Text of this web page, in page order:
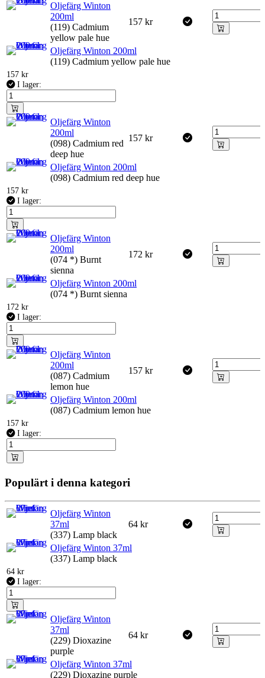
Oljefärg Winton
200ml
(119) Cadmium
yellow pale hue
157 kr
Oljefärg Winton 200ml
(119) Cadmium yellow pale hue
157 kr
I lager:
Oljefärg Winton
200ml
(098) Cadmium red
deep hue
157 kr
Oljefärg Winton 200ml
(098) Cadmium red deep hue
157 kr
I lager:
Oljefärg Winton
200ml
(074 *) Burnt
sienna
172 kr
Oljefärg Winton 200ml
(074 *) Burnt sienna
172 kr
I lager:
Oljefärg Winton
200ml
(087) Cadmium
lemon hue
157 kr
Oljefärg Winton 200ml
(087) Cadmium lemon hue
157 kr
I lager:
Populärt i denna kategori
Oljefärg Winton
37ml
(337) Lamp black
64 kr
Oljefärg Winton 37ml
(337) Lamp black
64 kr
I lager:
Oljefärg Winton
37ml
(229) Dioxazine
purple
64 kr
Oljefärg Winton 37ml
(229) Dioxazine purple